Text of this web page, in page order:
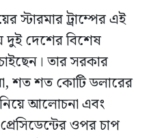
স্টারমার ট্রাম্পের এই
দুই দেশের বিশেষ
তার সরকার
শত শত কোটি ডলারের
আলোচনা এবং
ওপর চাপ